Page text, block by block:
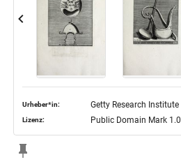
Urheber*in: Getty Research Institute
Lizenz: Public Domain Mark 1.0